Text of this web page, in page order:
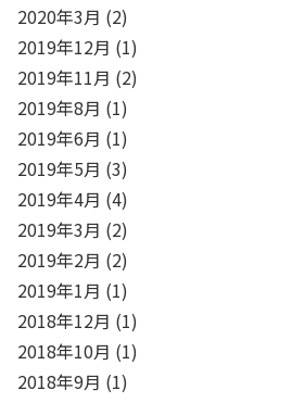
2020年3月 (2)
2019年12月 (1)
2019年11月 (2)
2019年8月 (1)
2019年6月 (1)
2019年5月 (3)
2019年4月 (4)
2019年3月 (2)
2019年2月 (2)
2019年1月 (1)
2018年12月 (1)
2018年10月 (1)
2018年9月 (1)